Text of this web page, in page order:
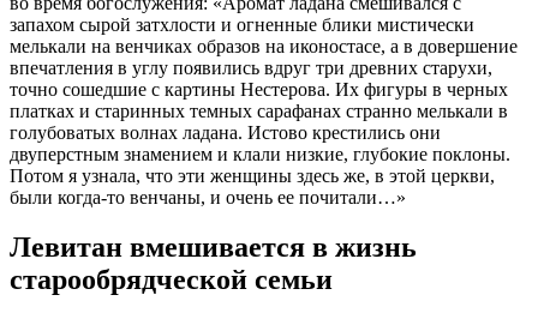
запахом сырой затхлости и огненные блики мистически
мелькали на венчиках образов на иконостасе, а в довершение
впечатления в углу появились вдруг три древних старухи,
точно сошедшие с картины Нестерова. Их фигуры в черных
платках и старинных темных сарафанах странно мелькали в
голубоватых волнах ладана. Истово крестились они
двуперстным знамением и клали низкие, глубокие поклоны.
Потом я узнала, что эти женщины здесь же, в этой церкви,
были когда-то венчаны, и очень ее почитали…»
Левитан вмешивается в жизнь
старообрядческой семьи